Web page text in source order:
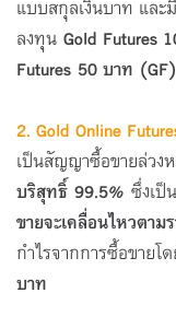
แบบสกุลเงินบาท และ
ลงทุน Gold Futures
Futures 50 บาท (GF)
2. Gold Online
เป็นสัญญาซื้อขายล่วง
บริสุทธิ์ 99.5% ซึ่งเป็
ขายจะเคลื่อนไหวตาม
กำไรจากการซื้อขายโ
บาท